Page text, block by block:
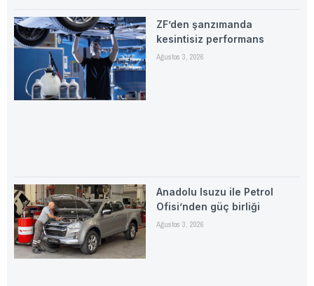
ZF’den şanzımanda
kesintisiz performans
Ağustos 3, 2026
Anadolu Isuzu ile Petrol
Ofisi’nden güç birliği
Ağustos 3, 2026